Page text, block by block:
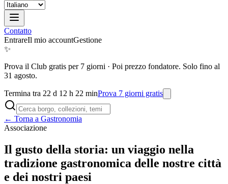
Contatto
EntrareIl mio accountGestione
✨
Prova il Club gratis per 7 giorni · Poi prezzo fondatore. Solo fino al
31 agosto.
Termina tra 22 d 12 h 22 minProva 7 giorni gratis
← Torna a Gastronomia
Associazione
Il gusto della storia: un viaggio nella
tradizione gastronomica delle nostre città
e dei nostri paesi